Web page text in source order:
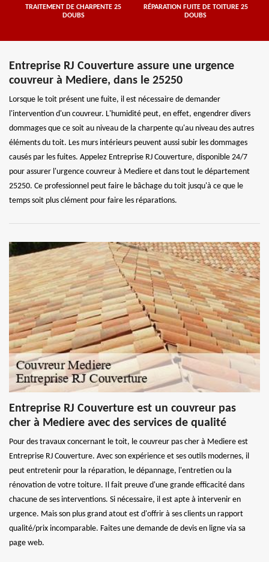
TRAITEMENT DE CHARPENTE 25
DOUBS
RÉPARATION FUITE DE TOITURE 25
DOUBS
Entreprise RJ Couverture assure une urgence
couvreur à Mediere, dans le 25250
Lorsque le toit présent une fuite, il est nécessaire de demander
l'intervention d'un couvreur. L'humidité peut, en effet, engendrer divers
dommages que ce soit au niveau de la charpente qu'au niveau des autres
éléments du toit. Les murs intérieurs peuvent aussi subir les dommages
causés par les fuites. Appelez Entreprise RJ Couverture, disponible 24/7
pour assurer l'urgence couvreur à Mediere et dans tout le département
25250. Ce professionnel peut faire le bâchage du toit jusqu'à ce que le
temps soit plus clément pour faire les réparations.
Entreprise RJ Couverture est un couvreur pas
cher à Mediere avec des services de qualité
Pour des travaux concernant le toit, le couvreur pas cher à Mediere est
Entreprise RJ Couverture. Avec son expérience et ses outils modernes, il
peut entretenir pour la réparation, le dépannage, l'entretien ou la
rénovation de votre toiture. Il fait preuve d'une grande efficacité dans
chacune de ses interventions. Si nécessaire, il est apte à intervenir en
urgence. Mais son plus grand atout est d'offrir à ses clients un rapport
qualité/prix incomparable. Faites une demande de devis en ligne via sa
page web.